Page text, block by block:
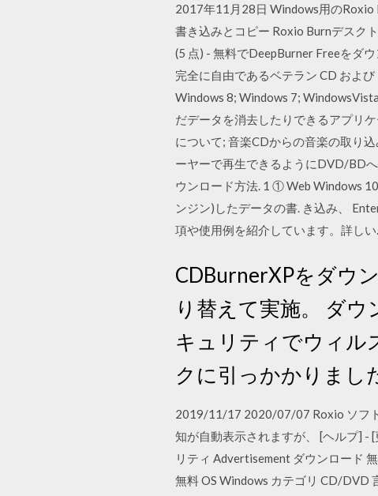
2017年11月28日 Windows用のRoxio
書き込みとコピー Roxio Burnデスク
(5 点) - 無料でDeepBurner Freeをダ
完全に自由であるベテラン CD およ
Windows 8; Windows 7;
だデータを消去したりできるアプリ
について; 音楽CDからの音楽の取り
ーヤーで再生できるようにDVD/BD
ウンロード方法. 1 ① Web Windows
ンジン)したデータの書. き込み、
項や使用例を紹介しています。詳しい.
CDBurnerXPをダウ
り替えて実施。 ダ
キュリティでウィル
クに引っかかりまし
2019/11/17 2020/07/07 Roxio ソフ
知が自動表示されますが、 [ヘルプ] -
リティ Advertisement ダウンロード
無料 OS Windows カテゴリ CD/DVD